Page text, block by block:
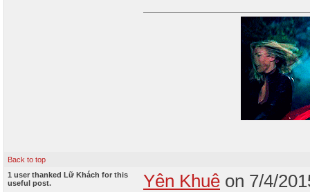
Back to top
1 user thanked Lữ Khách for this
useful post.
Yên Khuê on 7/4/